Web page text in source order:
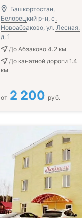
Башкортостан,
Белорецкий р-н, с.
Новоабзаково, ул. Лесная,
д. 1
До Абзаково 4.2 км
До канатной дороги 1.4
км
от 2 200 руб.